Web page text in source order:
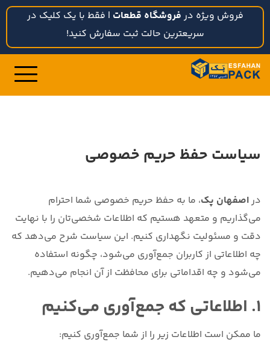
فروش ویژه در فروشگاه قطعات | فقط با یک کلیک در
سریعترین حالت ثبت سفارش کنید!
سیاست حفظ حریم خصوصی
دراصفهان پک، ما به حفظ حریم خصوصی شما احترام
می‌گذاریم و متعهد هستیم که اطلاعات شخصی‌تان را با نهایت
دقت و مسئولیت نگهداری کنیم. این سیاست شرح می‌دهد که
چه اطلاعاتی از کاربران جمع‌آوری می‌شود، چگونه استفاده
می‌شود و چه اقداماتی برای محافظت از آن انجام می‌دهیم.
۱. اطلاعاتی که جمع‌آوری می‌کنیم
ما ممکن است اطلاعات زیر را از شما جمع‌آوری کنیم: